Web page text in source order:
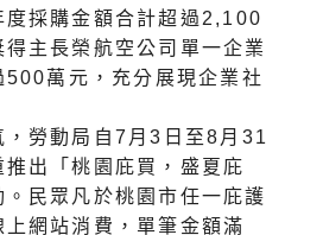
度採購金額合計超過2,100
主長榮航空公司單一企業
萬元，充分展現企業社
，勞動局自7月3日至8月31
推出「桃園庇買，盛夏庇
民眾凡於桃園市任一庇護
網站消費，單筆金額滿